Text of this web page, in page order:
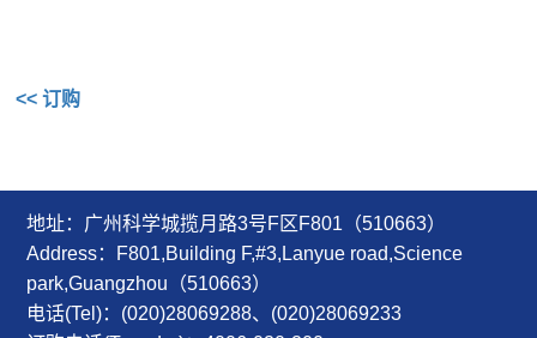
<<订购
地址：广州科学城揽月路3号F区F801（510663）
Address：F801,Building F,#3,Lanyue road,Science
park,Guangzhou（510663）
电话(Tel)：(020)28069288、(020)28069233